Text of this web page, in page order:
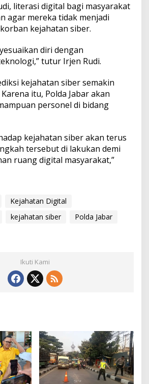
literasi digital bagi masyarakat
agar mereka tidak menjadi
kejahatan siber.
diri dengan
tutur Irjen Rudi.
kejahatan siber semakin
itu, Polda Jabar akan
personel di bidang
kejahatan siber akan terus
tersebut di lakukan demi
ruang digital masyarakat,”
Kejahatan Digital
kejahatan siber
Polda Jabar
Ikuti Kami